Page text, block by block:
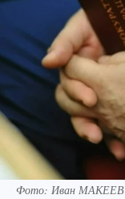
Фото: Иван МАКЕЕВ